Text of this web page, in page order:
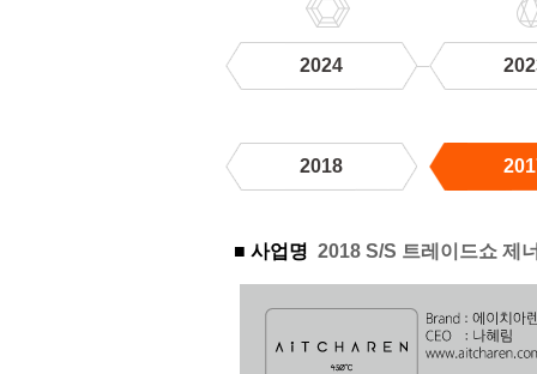
2024
2018
■ 사업명 2018 S/S 트레이드쇼 제